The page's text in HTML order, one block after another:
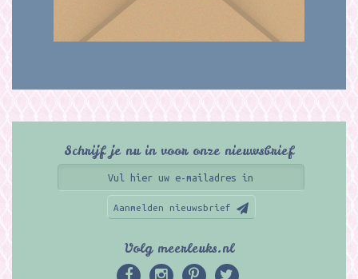
Schrijf je nu in voor onze nieuwsbrief
Aanmelden nieuwsbrief
Volg meerleuks.nl